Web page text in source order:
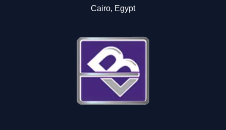
Cairo, Egypt